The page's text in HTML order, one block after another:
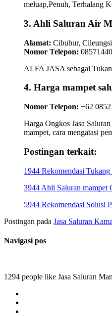
meluap,Penuh, Terhalang
3. Ahli Saluran Air
Alamat: Cibubur,
Nomor Telepon:
ALFA JASA sebagai
4. Harga mampet
Nomor Telepon: +62
Harga Ongkos Jasa
mampet, cara mengatasi
Postingan terkait:
1944 Rekomendasi
3944 Ahli Saluran mampet
5944 Rekomendasi Solusi
Postingan pada Jasa Saluran
Navigasi pos
1294 people like Jasa Saluran